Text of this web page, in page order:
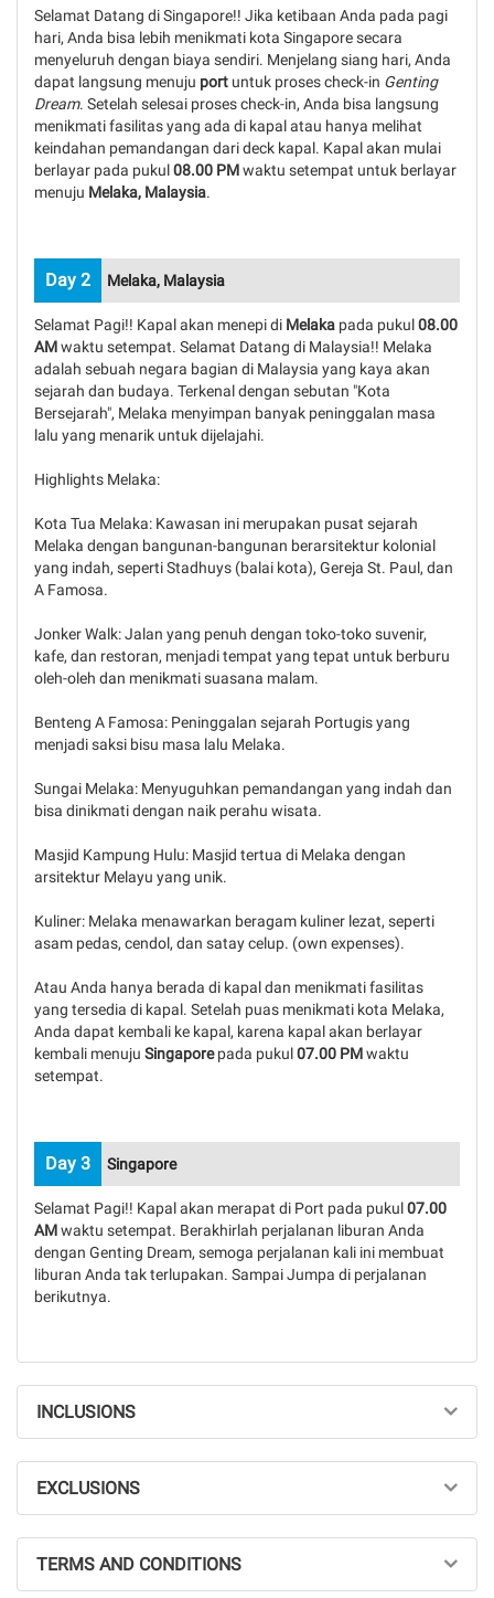
Selamat Datang di Singapore!! Jika ketibaan Anda pada pagi
hari, Anda bisa lebih menikmati kota Singapore secara
menyeluruh dengan biaya sendiri. Menjelang siang hari, Anda
dapat langsung menuju port untuk proses check-in Genting
Dream. Setelah selesai proses check-in, Anda bisa langsung
menikmati fasilitas yang ada di kapal atau hanya melihat
keindahan pemandangan dari deck kapal. Kapal akan mulai
berlayar pada pukul08.00 PMwaktu setempat untuk berlayar
menuju Melaka, Malaysia.
Day 2 Melaka, Malaysia
Selamat Pagi!! Kapal akan menepi di Melaka pada pukul08.00
AMwaktu setempat. Selamat Datang di Malaysia!! Melaka
adalah sebuah negara bagian di Malaysia yang kaya akan
sejarah dan budaya. Terkenal dengan sebutan "Kota
Bersejarah", Melaka menyimpan banyak peninggalan masa
lalu yang menarik untuk dijelajahi.
Highlights Melaka:
Kota Tua Melaka: Kawasan ini merupakan pusat sejarah
Melaka dengan bangunan-bangunan berarsitektur kolonial
yang indah, seperti Stadhuys (balai kota), Gereja St. Paul, dan
A Famosa.
Jonker Walk: Jalan yang penuh dengan toko-toko suvenir,
kafe, dan restoran, menjadi tempat yang tepat untuk berburu
oleh-oleh dan menikmati suasana malam.
Benteng A Famosa: Peninggalan sejarah Portugis yang
menjadi saksi bisu masa lalu Melaka.
Sungai Melaka: Menyuguhkan pemandangan yang indah dan
bisa dinikmati dengan naik perahu wisata.
Masjid Kampung Hulu: Masjid tertua di Melaka dengan
arsitektur Melayu yang unik.
Kuliner: Melaka menawarkan beragam kuliner lezat, seperti
asam pedas, cendol, dan satay celup. (own expenses).
Atau Anda hanya berada di kapal dan menikmati fasilitas
yang tersedia di kapal. Setelah puas menikmati kota Melaka,
Anda dapat kembali ke kapal, karena kapal akan berlayar
kembali menuju Singaporepada pukul07.00 PMwaktu
setempat.
Day 3 Singapore
Selamat Pagi!! Kapal akan merapat di Port pada pukul07.00
AMwaktu setempat. Berakhirlah perjalanan liburan Anda
dengan Genting Dream, semoga perjalanan kali ini membuat
liburan Anda tak terlupakan. Sampai Jumpa di perjalanan
berikutnya.
INCLUSIONS
EXCLUSIONS
TERMS AND CONDITIONS